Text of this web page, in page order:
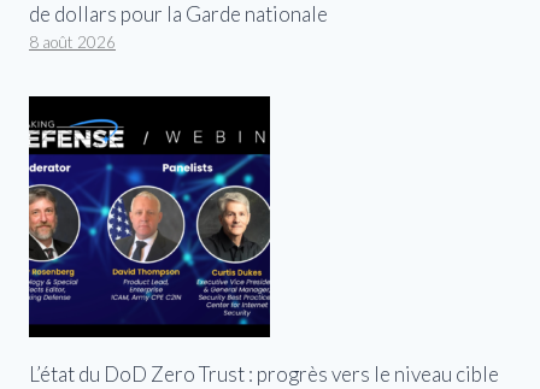
de dollars pour la Garde nationale
8 août 2026
L’état du DoD Zero Trust : progrès vers le niveau cible